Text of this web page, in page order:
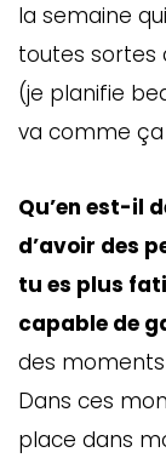
la semaine
toutes sortes
(je planifie
va comme ça
Qu’en est-il
d’avoir des
tu es plus
capable de
des moments
Dans ces
place dans